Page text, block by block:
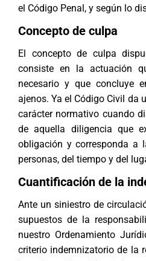
el Código Penal, y según lo
Concepto de culpa
El concepto de culpa
consiste en la actuación
necesario y que concluye
ajenos. Ya el Código Civil da
carácter normativo cuando
de aquella diligencia que
obligación y corresponda a
personas, del tiempo y del
Cuantificación de la
Ante un siniestro de
supuestos de la
nuestro Ordenamiento
criterio indemnizatorio de la